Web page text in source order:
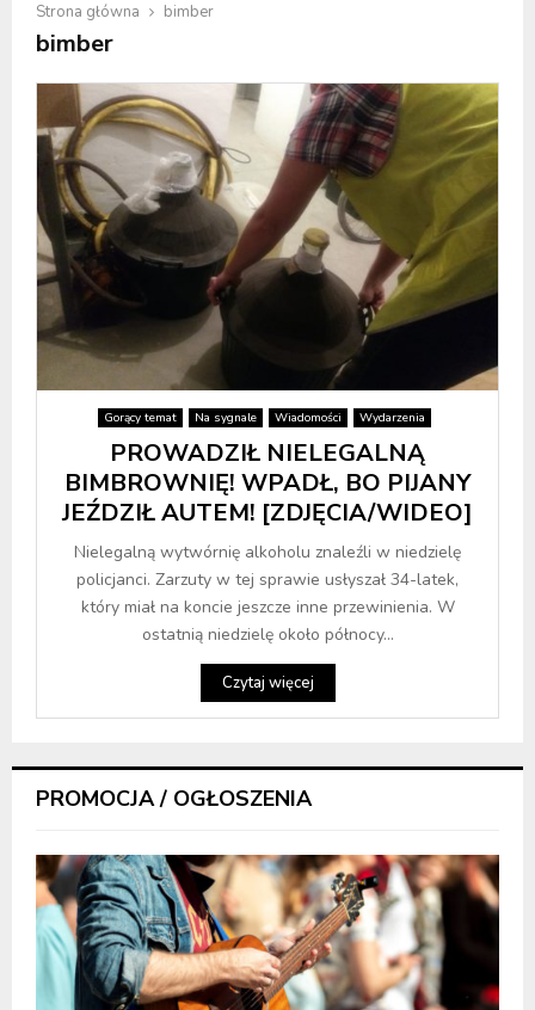
Strona główna bimber
bimber
Gorący temat Na sygnale Wiadomości Wydarzenia
PROWADZIŁ NIELEGALNĄ
BIMBROWNIĘ! WPADŁ, BO PIJANY
JEŹDZIŁ AUTEM! [ZDJĘCIA/WIDEO]
Nielegalną wytwórnię alkoholu znaleźli w niedzielę
policjanci. Zarzuty w tej sprawie usłyszał 34-latek,
który miał na koncie jeszcze inne przewinienia. W
ostatnią niedzielę około północy...
Czytaj więcej
PROMOCJA / OGŁOSZENIA